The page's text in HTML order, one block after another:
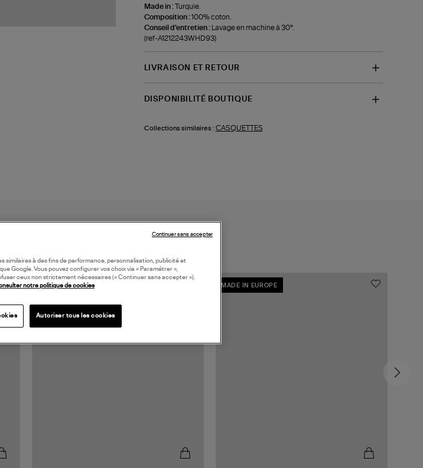
Made in :Turquie.
Composition :100% coton.
Conseil d'entretien :
Lavage en machine à 30°.
(ref-A1212243WHD93)
LIVRAISON ET RETOUR
DISPONIBILITÉ BOUTIQUE
Collections similaires : CASQUETTES
MADE IN EUROPE
similaires à des fins de performance, personnalisation, publicité et
Google. Vous pouvez configurer vos choix via « Paramétrer »,
ceux non strictement nécessaires (« Continuer sans accepter »).
notre politique de cookies
Autoriser tous les cookies
Continuer sans accepter